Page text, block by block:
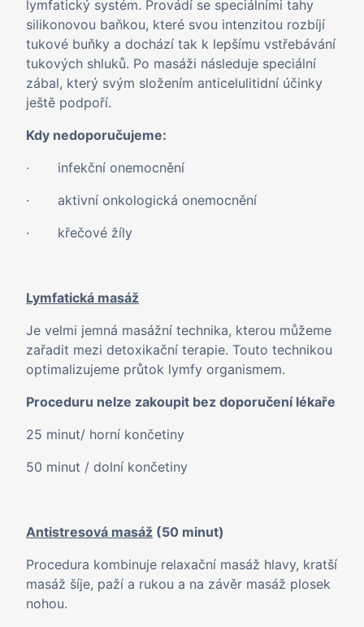
lymfatický systém. Provádí se speciálními tahy
silikonovou baňkou, které svou intenzitou rozbíjí
tukové buňky a dochází tak k lepšímu vstřebávání
tukových shluků. Po masáži následuje speciální
zábal, který svým složením anticelulitidní účinky
ještě podpoří.
Kdy nedoporučujeme:
· infekční onemocnění
· aktivní onkologická onemocnění
· křečové žíly
Lymfatická masáž
Je velmi jemná masážní technika, kterou můžeme
zařadit mezi detoxikační terapie. Touto technikou
optimalizujeme průtok lymfy organismem.
Proceduru nelze zakoupit bez doporučení lékaře
25 minut/ horní končetiny
50 minut / dolní končetiny
Antistresová masáž (50 minut)
Procedura kombinuje relaxační masáž hlavy, kratší
masáž šíje, paží a rukou a na závěr masáž plosek
nohou.